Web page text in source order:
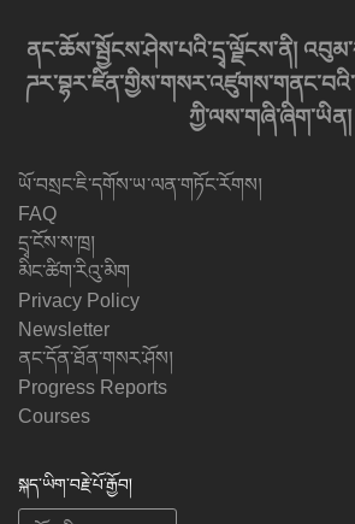
ནང་ཆོས་སྦྱོངས་ཤེས་པའི་དྲྭ་ལྗོངས་ནི།
ཀྱི་ལས་གཞི་ཞིག་ཡིན།
ཡོ་བསྲང་ཇི་དགོས་ཡ་ལན་གཏོང་རོགས།
FAQ
དྲྭ་ངོས་ས་ཁྲ།
མིང་ཚིག་རིའུ་མིག
Privacy Policy
Newsletter
ནང་དོན་ཐོན་གསར་ཤོས།
Progress Reports
Courses
སྐད་ཡིག་བརྗེ་པོ་རྒྱོབ།